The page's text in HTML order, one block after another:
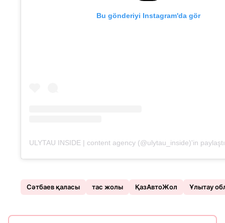
Bu gönderiyi Instagram'da gör
ULYTAU INSIDE | content agency (@ulytau_inside)'in
Сәтбаев қаласы тас жолы ҚазАвтоЖол Ұлытау